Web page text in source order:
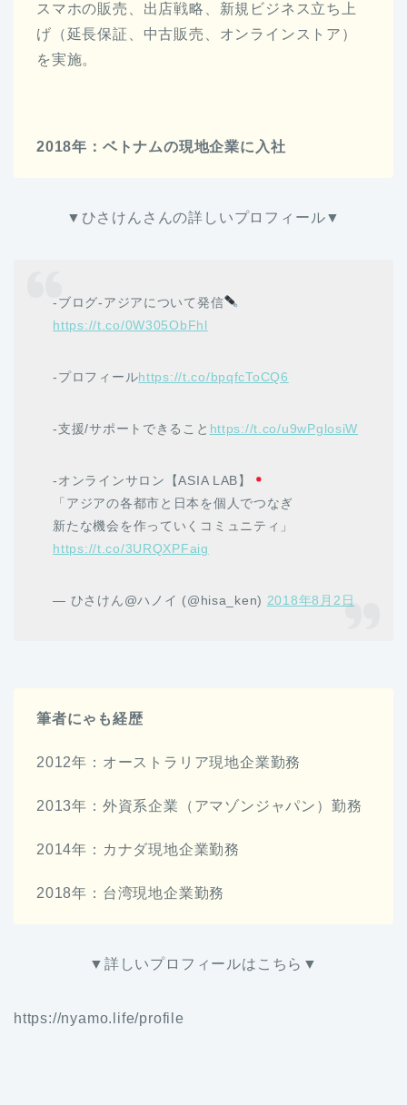
スマホの販売、出店戦略、新規ビジネス立ち上
げ（延長保証、中古販売、オンラインストア）
を実施。
2018年：ベトナムの現地企業に入社
▼ひさけんさんの詳しいプロフィール▼
-ブログ-アジアについて発信
https://t.co/0W305ObFhl
-プロフィールhttps://t.co/bpqfcToCQ6
-支援/サポートできること https://t.co/u9wPglosiW
-オンラインサロン【ASIA LAB】
「アジアの各都市と日本を個人でつなぎ
新たな機会を作っていくコミュニティ」
https://t.co/3URQXPFaig
— ひさけん@ハノイ (@hisa_ken) 2018年8月2日
筆者にゃも経歴
2012年：オーストラリア現地企業勤務
2013年：外資系企業（アマゾンジャパン）勤務
2014年：カナダ現地企業勤務
2018年：台湾現地企業勤務
▼詳しいプロフィールはこちら▼
https://nyamo.life/profile